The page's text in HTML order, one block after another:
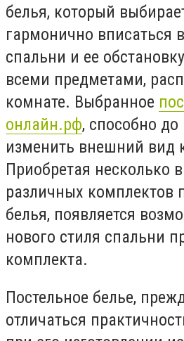
белья, который
гармонично вписаться
спальни и ее
всеми предметами,
комнате. Выбранное
онлайн.рф, способно до
изменить внешний вид
Приобретая несколько
различных комплектов
белья, появляется
нового стиля спальни
комплекта.
Постельное белье,
отличаться